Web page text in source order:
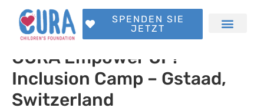
SPENDEN SIE
JETZT
CURA Empower UP!
Inclusion Camp – Gstaad,
Switzerland